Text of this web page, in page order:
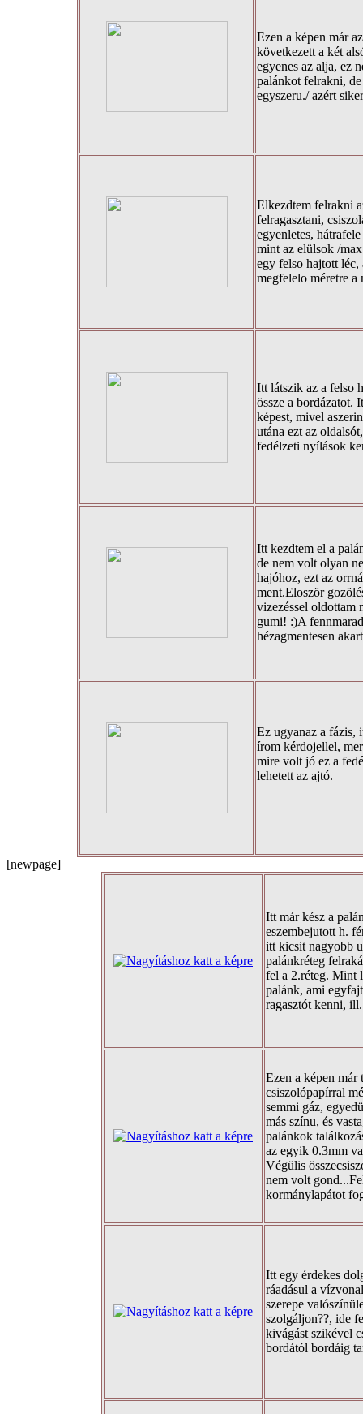
Ezen a képen már
következett a két
egyenes az alja, ez
palánkot felrakni,
egyszeru./ azért
Elkezdtem felrakni
felragasztani,
egyenletes,
mint az elülsok /
egy felso hajtott
megfelelo méretre a
Itt látszik az a felso
össze a bordázatot.
képest, mivel
utána ezt az
fedélzeti nyílások
Itt kezdtem el a
de nem volt olyan
hajóhoz, ezt az
ment.Eloször
vizezéssel oldottam
gumi! :)A
hézagmentesen
Ez ugyanaz a fázis,
írom kérdojellel,
mire volt jó ez a
lehetett az ajtó.
[newpage]
Itt már kész a
eszembejutott h.
itt kicsit nagyobb
palánkréteg
fel a 2.réteg. Mint
palánk, ami
ragasztót kenni,
Ezen a képen már
csiszolópapírral
semmi gáz,
más színu, és
palánkok
az egyik 0.3mm
Végülis
nem volt
kormánylapátot
Itt egy érdekes
ráadásul a
szerepe
szolgáljon??, ide
kivágást szikével
bordától bordáig